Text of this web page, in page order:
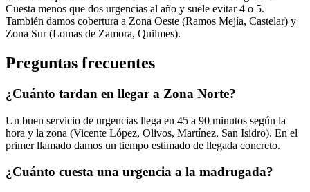
Cuesta menos que dos urgencias al año y suele evitar 4 o 5.
También damos cobertura a Zona Oeste (Ramos Mejía, Castelar) y
Zona Sur (Lomas de Zamora, Quilmes).
Preguntas frecuentes
¿Cuánto tardan en llegar a Zona Norte?
Un buen servicio de urgencias llega en 45 a 90 minutos según la
hora y la zona (Vicente López, Olivos, Martínez, San Isidro). En el
primer llamado damos un tiempo estimado de llegada concreto.
¿Cuánto cuesta una urgencia a la madrugada?